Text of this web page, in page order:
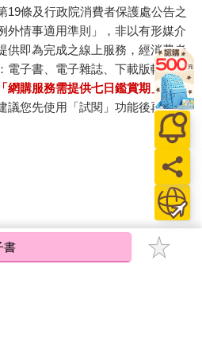
19條及行政院消費者保護處公告之
外情事適用準則」，非以有形媒介
供即為完成之線上服務，經消費者
電子書、電子雜誌、下載版軟體、
網購服務需提供七日鑑賞期」的限
議您先使用「試閱」功能後再付款
書